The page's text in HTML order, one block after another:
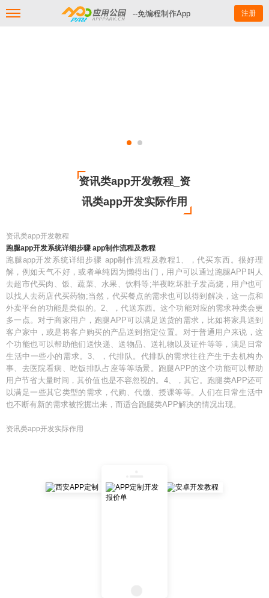
--免编程制作App 注册
资讯类app开发教程_资
讯类app开发实际作用
资讯类app开发教程
跑腿app开发系统详细步骤 app制作流程及教程
跑腿app开发系统详细步骤 app制作流程及教程1、，代买东西。很好理
解，例如天气不好，或者单纯因为懒得出门，用户可以通过跑腿APP叫人
去超市代买肉、饭、蔬菜、水果、饮料等;半夜吃坏肚子发高烧，用户也可
以找人去药店代买药物;当然，代买餐点的需求也可以得到解决，这一点和
外卖平台的功能是类似的。2、，代送东西。这个功能对应的需求种类会更
多一点。对于商家用户，跑腿APP可以满足送货的需求，比如将家具送到
客户家中，或是将客户购买的产品送到指定位置。对于普通用户来说，这
个功能也可以帮助他们送快递、送物品、送礼物以及证件等等，满足日常
生活中一些小的需求。3、，代排队。代排队的需求往往产生于去机构办
事、去医院看病、吃饭排队占座等等场景。跑腿APP的这个功能可以帮助
用户节省大量时间，其价值也是不容忽视的。4、，其它。跑腿类APP还可
以满足一些其它类型的需求，代购、代缴、授课等等。人们在日常生活中
也不断有新的需求被挖掘出来，而适合跑腿类APP解决的情况出现。
资讯类app开发实际作用